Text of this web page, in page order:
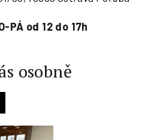
PÁ od 12 do 17h
osobně